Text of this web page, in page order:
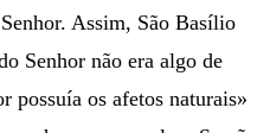
Assim, São Basílio
Senhor não era algo de
possuía os afetos naturais»